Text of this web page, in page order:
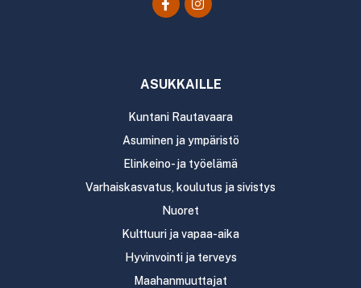
ASUKKAILLE
Kuntani Rautavaara
Asuminen ja ympäristö
Elinkeino- ja työelämä
Varhaiskasvatus, koulutus ja sivistys
Nuoret
Kulttuuri ja vapaa-aika
Hyvinvointi ja terveys
Maahanmuuttajat